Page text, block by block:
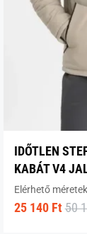
IDŐTLEN
KABÁT V4
Elérhető
25 140 Ft 50